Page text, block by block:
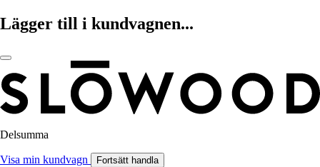
Lägger till i kundvagnen...
Delsumma
Visa min kundvagn Fortsätt handla